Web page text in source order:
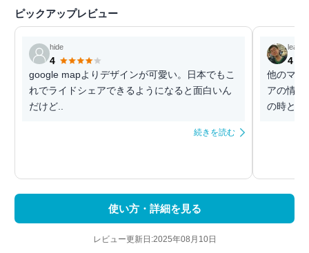
ピックアップレビュー
hide
4
google mapよりデザインが可愛い。日本でもこ
れでライドシェアできるようになると面白いん
だけど..
続きを読む
4
他のマッ
アの情報
の時とか
使い方・詳細を見る
レビュー更新日:2025年08月10日